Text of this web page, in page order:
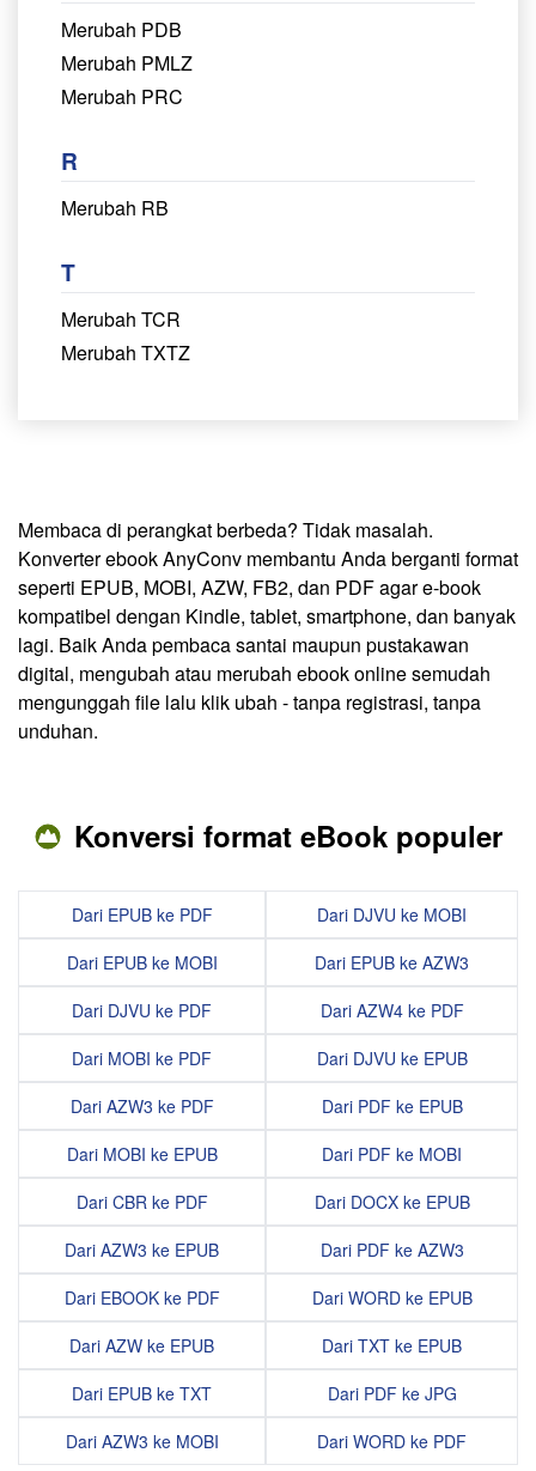
Merubah PDB
Merubah PMLZ
Merubah PRC
R
Merubah RB
T
Merubah TCR
Merubah TXTZ
Membaca di perangkat berbeda? Tidak masalah.
Konverter ebook AnyConv membantu Anda berganti format
seperti EPUB, MOBI, AZW, FB2, dan PDF agar e-book
kompatibel dengan Kindle, tablet, smartphone, dan banyak
lagi. Baik Anda pembaca santai maupun pustakawan
digital, mengubah atau merubah ebook online semudah
mengunggah file lalu klik ubah - tanpa registrasi, tanpa
unduhan.
Konversi format eBook populer
Dari EPUB ke PDF
Dari EPUB ke MOBI
Dari DJVU ke PDF
Dari MOBI ke PDF
Dari AZW3 ke PDF
Dari MOBI ke EPUB
Dari CBR ke PDF
Dari AZW3 ke EPUB
Dari EBOOK ke PDF
Dari AZW ke EPUB
Dari EPUB ke TXT
Dari AZW3 ke MOBI
Dari DJVU ke MOBI
Dari EPUB ke AZW3
Dari AZW4 ke PDF
Dari DJVU ke EPUB
Dari PDF ke EPUB
Dari PDF ke MOBI
Dari DOCX ke EPUB
Dari PDF ke AZW3
Dari WORD ke EPUB
Dari TXT ke EPUB
Dari PDF ke JPG
Dari WORD ke PDF